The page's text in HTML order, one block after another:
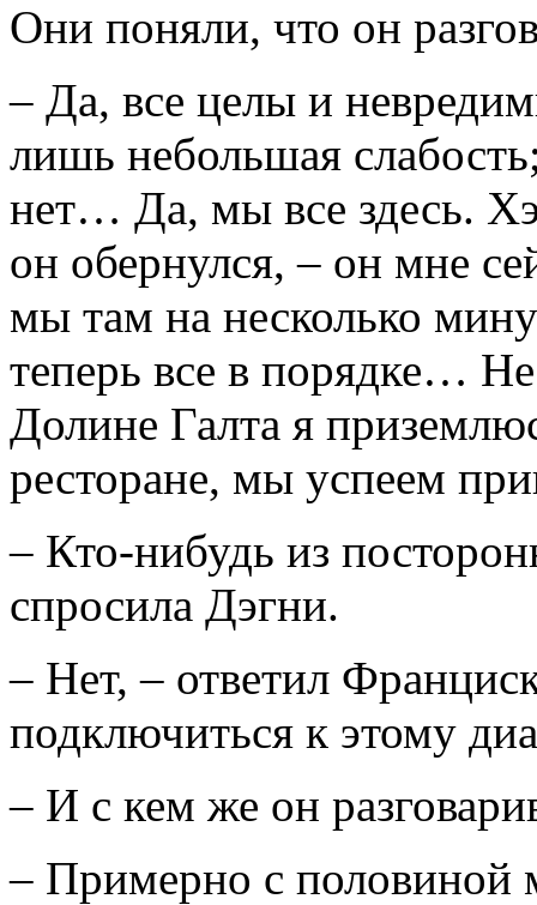
Они поняли, что он
– Да, все целы и
лишь небольшая
нет… Да, мы все здесь.
он обернулся, – он мне
мы там на несколько
теперь все в порядке…
Долине Галта я
ресторане, мы успеем
– Кто-нибудь из
спросила Дэгни.
– Нет, – ответил
подключиться к этому
– И с кем же он
– Примерно с половиной